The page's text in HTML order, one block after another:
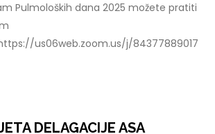
Pulmoloških dana 2025 možete pratiti
us06web.zoom.us/j/84377889017
DELAGACIJE ASA